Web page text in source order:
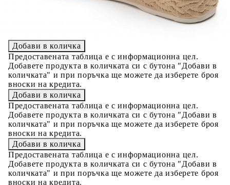
Acest tabel are caracter informativ. Adăugați produsul în
coșul de cumpărături unde veți putea selecta detaliile
Предоставената таблица е с информационна цел.
Добавете продукта в количката си с бутона "Добави в
количката" и при поръчка ще можете да изберете броя
вноски на кредита.
Предоставената таблица е с информационна цел.
Добавете продукта в количката си с бутона "Добави в
количката" и при поръчка ще можете да изберете броя
вноски на кредита.
Предоставената таблица е с информационна цел.
Добавете продукта в количката си с бутона "Добави в
количката" и при поръчка ще можете да изберете броя
вноски на кредита.